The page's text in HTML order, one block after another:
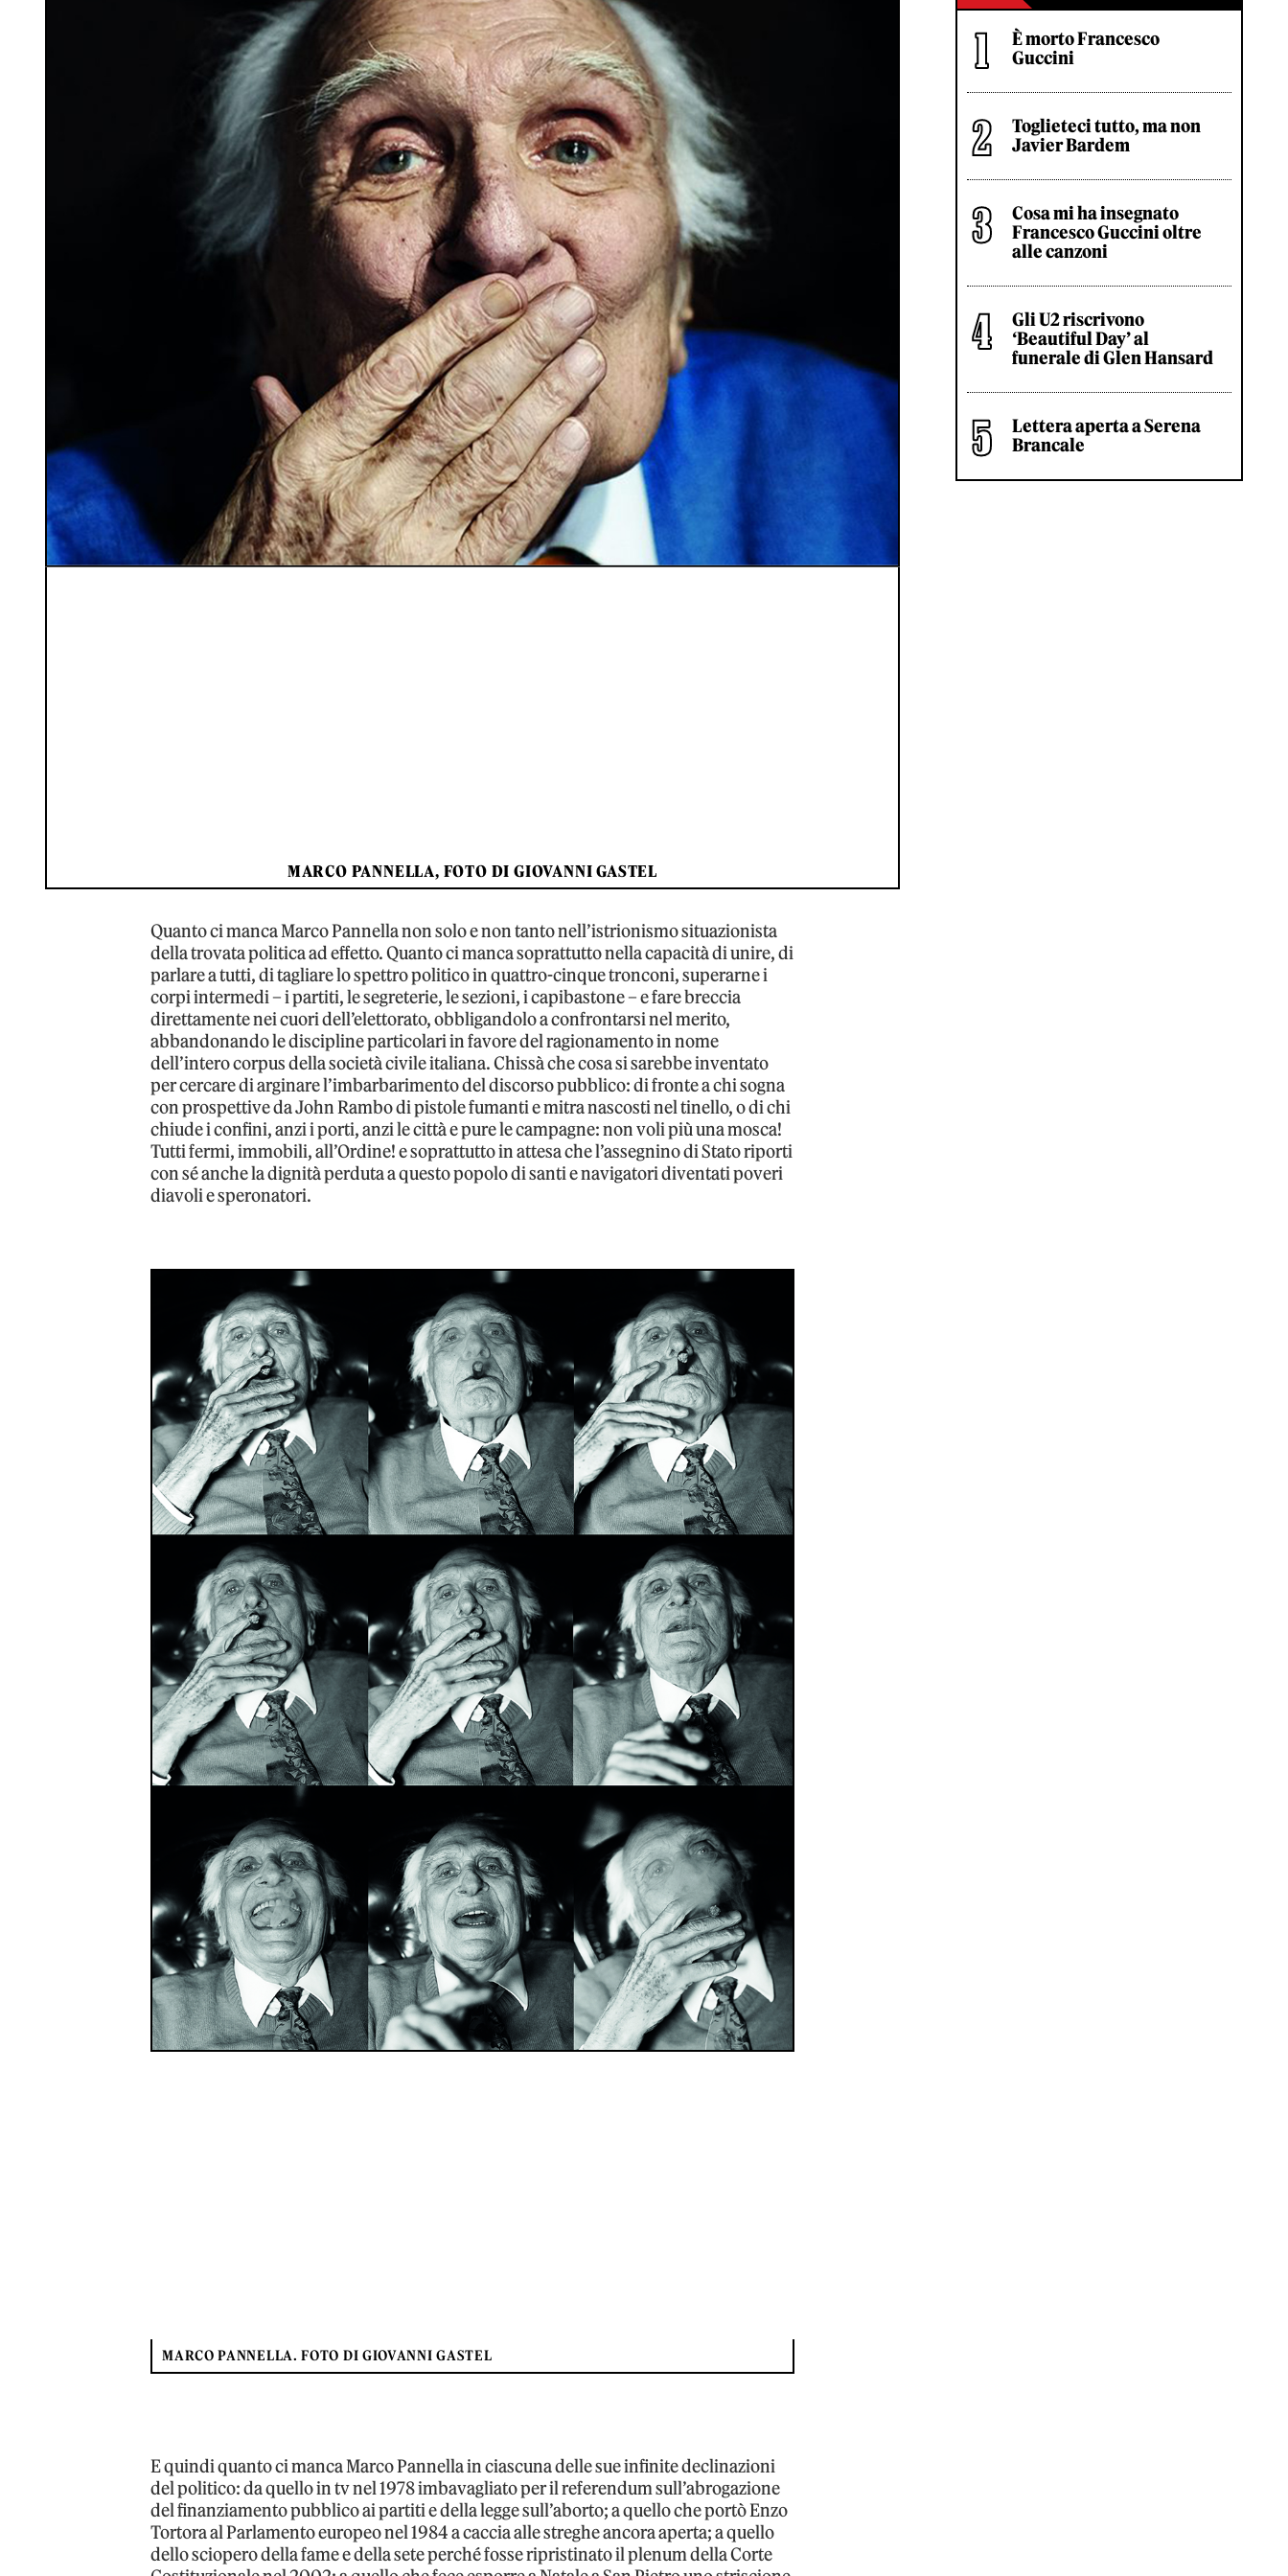
MARCO PANNELLA, FOTO DI GIOVANNI GASTEL
Quanto ci manca Marco Pannella non solo e non tanto nell’istrionismo situazionista
della trovata politica ad effetto. Quanto ci manca soprattutto nella capacità di unire, di
parlare a tutti, di tagliare lo spettro politico in quattro-cinque tronconi, superarne i
corpi intermedi – i partiti, le segreterie, le sezioni, i capibastone – e fare breccia
direttamente nei cuori dell’elettorato, obbligandolo a confrontarsi nel merito,
abbandonando le discipline particolari in favore del ragionamento in nome
dell’intero corpus della società civile italiana. Chissà che cosa si sarebbe inventato
per cercare di arginare l’imbarbarimento del discorso pubblico: di fronte a chi sogna
con prospettive da John Rambo di pistole fumanti e mitra nascosti nel tinello, o di chi
chiude i confini, anzi i porti, anzi le città e pure le campagne: non voli più una mosca!
Tutti fermi, immobili, all’Ordine! e soprattutto in attesa che l’assegnino di Stato riporti
con sé anche la dignità perduta a questo popolo di santi e navigatori diventati poveri
diavoli e speronatori.
MARCO PANNELLA. FOTO DI GIOVANNI GASTEL
E quindi quanto ci manca Marco Pannella in ciascuna delle sue infinite declinazioni
del politico: da quello in tv nel 1978 imbavagliato per il referendum sull’abrogazione
del finanziamento pubblico ai partiti e della legge sull’aborto; a quello che portò Enzo
Tortora al Parlamento europeo nel 1984 a caccia alle streghe ancora aperta; a quello
dello sciopero della fame e della sete perché fosse ripristinato il plenum della Corte
È morto Francesco
Guccini
Toglieteci tutto, ma non
Javier Bardem
Cosa mi ha insegnato
Francesco Guccini oltre
alle canzoni
Gli U2 riscrivono
‘Beautiful Day’ al
funerale di Glen Hansard
Lettera aperta a Serena
Brancale